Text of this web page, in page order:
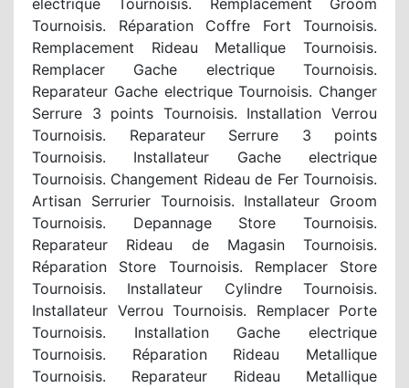
electrique Tournoisis. Remplacement Groom
Tournoisis. Réparation Coffre Fort Tournoisis.
Remplacement Rideau Metallique Tournoisis.
Remplacer Gache electrique Tournoisis.
Reparateur Gache electrique Tournoisis. Changer
Serrure 3 points Tournoisis. Installation Verrou
Tournoisis. Reparateur Serrure 3 points
Tournoisis. Installateur Gache electrique
Tournoisis. Changement Rideau de Fer Tournoisis.
Artisan Serrurier Tournoisis. Installateur Groom
Tournoisis. Depannage Store Tournoisis.
Reparateur Rideau de Magasin Tournoisis.
Réparation Store Tournoisis. Remplacer Store
Tournoisis. Installateur Cylindre Tournoisis.
Installateur Verrou Tournoisis. Remplacer Porte
Tournoisis. Installation Gache electrique
Tournoisis. Réparation Rideau Metallique
Tournoisis. Reparateur Rideau Metallique